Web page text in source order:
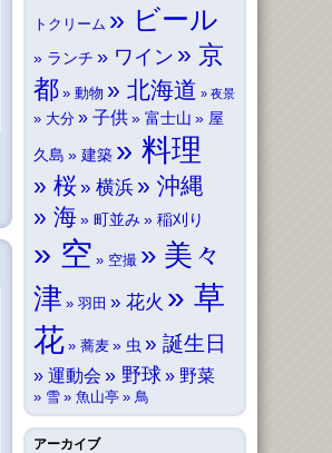
トクリーム ビール
ランチ ワイン
京
都
動物 北海道 夜景
大分 子供 富士山 屋
久島 建築 料理
桜 横浜
沖縄
海
町並み 稲刈り
空 空撮
美々
津
羽田 花火
草
花
蕎麦 虫 誕生日
運動会 野球 野菜
雪 魚山亭 鳥
アーカイブ